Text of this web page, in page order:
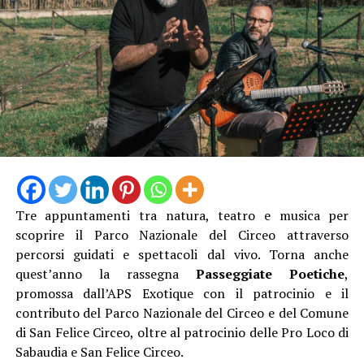
Camminando nel borgo si incroceranno proposte
artistiche per tutti i gusti. Presso l’Infermeria dei
Conversi andrà in scena lo spettacolo di teatro-danza
“Le Donne del Fuoco” a cura di Piedi Scalzi, un’opera
intensa ispirata all’universo femminile medievale,
mentre la Grande Arena si accenderà con le maestose
esibizioni di danza con il fuoco e teatro fisico della
Tre appuntamenti tra natura, teatro e musica per
scoprire il Parco Nazionale del Circeo attraverso
percorsi guidati e spettacoli dal vivo. Torna anche
quest’anno la rassegnaPasseggiate Poetiche,
promossa dall’APS Exotique con il patrocinio e il
contributo del Parco Nazionale del Circeo e del Comune
di San Felice Circeo, oltre al patrocinio delle Pro Loco di
Sabaudia e San Felice Circeo.